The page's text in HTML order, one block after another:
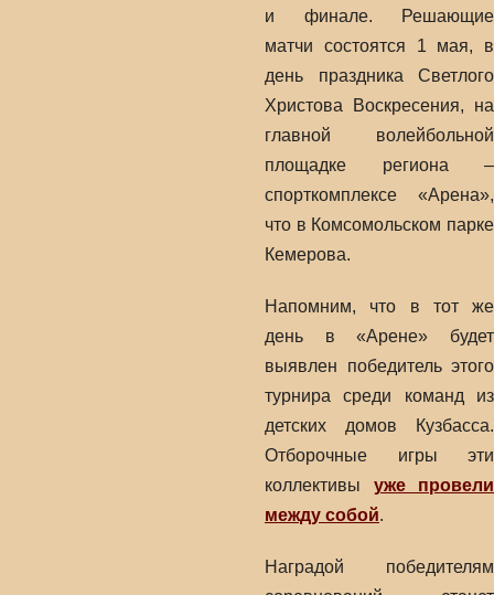
и финале. Решающие
матчи состоятся 1 мая, в
день праздника Светлого
Христова Воскресения, на
главной волейбольной
площадке региона –
спорткомплексе «Арена»,
что в Комсомольском парке
Кемерова.
Напомним, что в тот же
день в «Арене» будет
выявлен победитель этого
турнира среди команд из
детских домов Кузбасса.
Отборочные игры эти
коллективы уже провели
между собой.
Наградой победителям